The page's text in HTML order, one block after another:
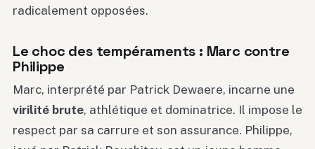
radicalement opposées.
Le choc des tempéraments : Marc contre
Philippe
Marc, interprété par Patrick Dewaere, incarne une
virilité brute, athlétique et dominatrice. Il impose le
respect par sa carrure et son assurance. Philippe,